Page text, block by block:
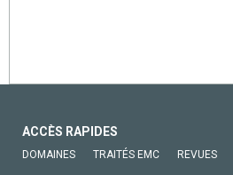
ACCÈS RAPIDES
DOMAINES TRAITÉS EMC REVUES